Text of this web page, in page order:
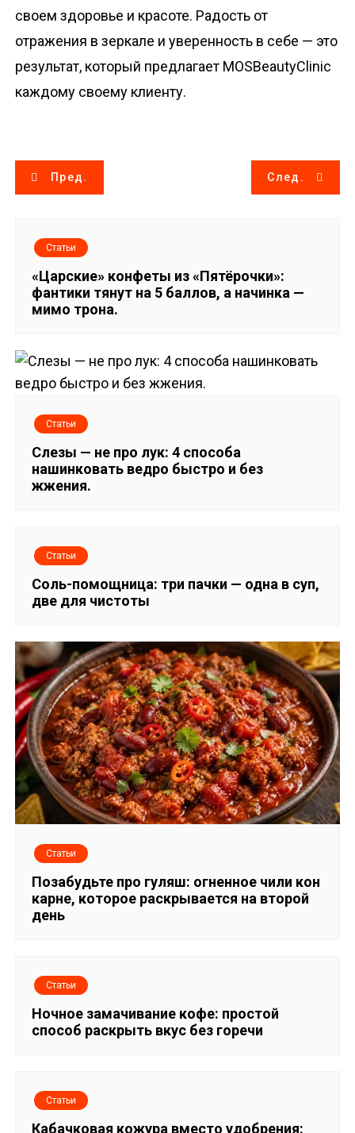
своем здоровье и красоте. Радость от
отражения в зеркале и уверенность в себе — это
результат, который предлагает MOSBeautyClinic
каждому своему клиенту.
Н
а
ц
и
с
я
м
Пред. След.
Статьи
«Царские» конфеты из «Пятёрочки»:
фантики тянут на 5 баллов, а начинка —
мимо трона.
Статьи
Слезы — не про лук: 4 способа
нашинковать ведро быстро и без
жжения.
Статьи
Соль-помощница: три пачки — одна в суп,
две для чистоты
Статьи
Позабудьте про гуляш: огненное чили кон
карне, которое раскрывается на второй
день
Статьи
Ночное замачивание кофе: простой
способ раскрыть вкус без горечи
Статьи
Кабачковая кожура вместо удобрения: